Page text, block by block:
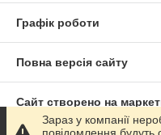
Графік роботи
Повна версія сайту
Сайт створено на
Зараз у компанії